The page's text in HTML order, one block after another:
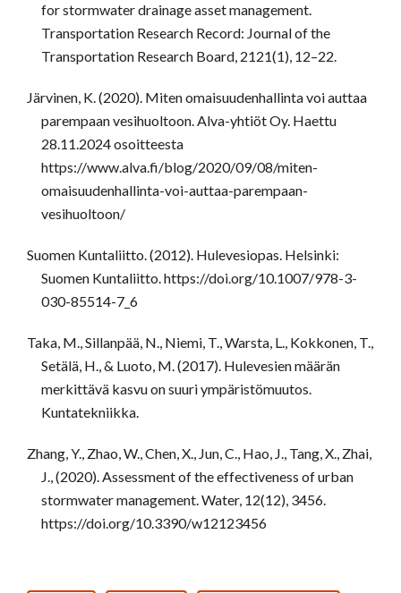
for stormwater drainage asset management.
Transportation Research Record: Journal of the
Transportation Research Board, 2121(1), 12–22.
Järvinen, K. (2020). Miten omaisuudenhallinta voi auttaa
parempaan vesihuoltoon. Alva-yhtiöt Oy. Haettu
28.11.2024 osoitteesta
https://www.alva.fi/blog/2020/09/08/miten-
omaisuudenhallinta-voi-auttaa-parempaan-
vesihuoltoon/
Suomen Kuntaliitto. (2012). Hulevesiopas. Helsinki:
Suomen Kuntaliitto. https://doi.org/10.1007/978-3-
030-85514-7_6
Taka, M., Sillanpää, N., Niemi, T., Warsta, L., Kokkonen, T.,
Setälä, H., & Luoto, M. (2017). Hulevesien määrän
merkittävä kasvu on suuri ympäristömuutos.
Kuntatekniikka.
Zhang, Y., Zhao, W., Chen, X., Jun, C., Hao, J., Tang, X., Zhai,
J., (2020). Assessment of the effectiveness of urban
stormwater management. Water, 12(12), 3456.
https://doi.org/10.3390/w12123456